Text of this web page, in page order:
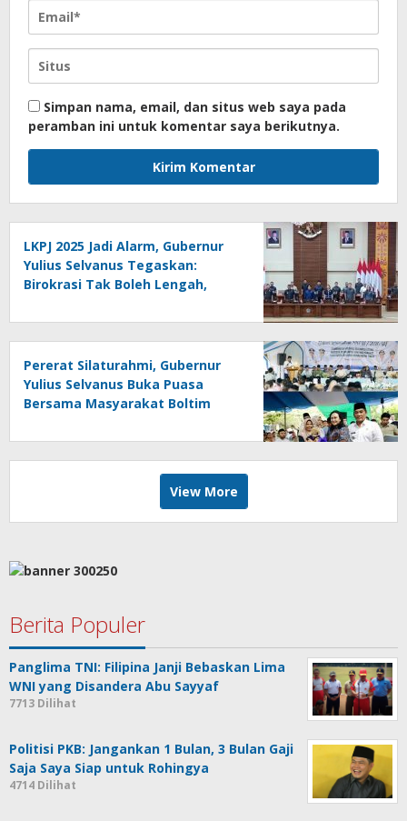
Simpan nama, email, dan situs web saya pada
peramban ini untuk komentar saya berikutnya.
LKPJ 2025 Jadi Alarm, Gubernur
Yulius Selvanus Tegaskan:
Birokrasi Tak Boleh Lengah,
Pererat Silaturahmi, Gubernur
Yulius Selvanus Buka Puasa
Bersama Masyarakat Boltim
View More
Berita Populer
Panglima TNI: Filipina Janji Bebaskan Lima
WNI yang Disandera Abu Sayyaf
7713 Dilihat
Politisi PKB: Jangankan 1 Bulan, 3 Bulan Gaji
Saja Saya Siap untuk Rohingya
4714 Dilihat